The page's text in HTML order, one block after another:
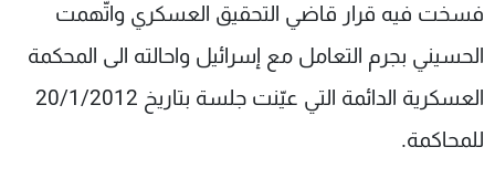
فسخت فيه قرار قاضي التحقيق العسكري واتّهمت
الحسيني بجرم التعامل مع إسرائيل واحالته الى المحكمة
العسكرية الدائمة التي عيّنت جلسة بتاريخ 20/1/2012
للمحاكمة.